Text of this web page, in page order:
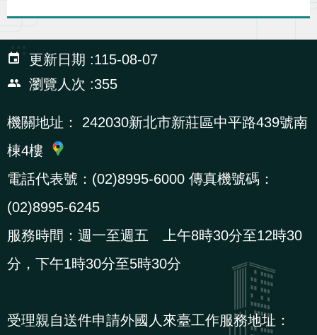
宣
專
區
相
關
連
站
意
字
計
n
首
S
:::
更新日期
115-08-07
瀏覽人次
355
機關地址：
242030新北市新莊區中平路439號南
棟4樓
電話代表號：(02)8995-6000 傳真機號碼：
(02)8995-6245
服務時間：週一至週五 上午8時30分至12時30
分，下午1時30分至5時30分
受理親自送件申請外國人來臺工作服務地址：